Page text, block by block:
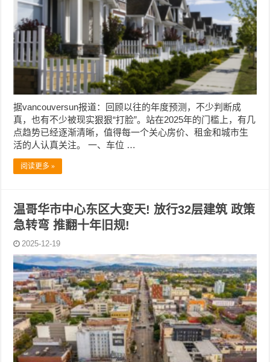
据vancouversun报道：回顾以往的年度预测，不少判断成
真，也有不少被现实狠狠“打脸”。站在2025年的门槛上，有几
点趋势已经逐渐清晰，值得每一个关心房价、租金和城市生
活的人认真关注。 一、车位 …
阅读更多 »
温哥华市中心东区大变天! 放行32层建筑 政策
急转弯 推翻十年旧规!
2025-12-19